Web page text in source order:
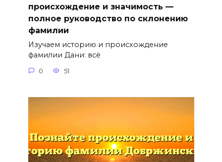
происхождение и значимость —
полное руководство по склонению
фамилии
Изучаем историю и происхождение
фамилии Дани: всё
0 51